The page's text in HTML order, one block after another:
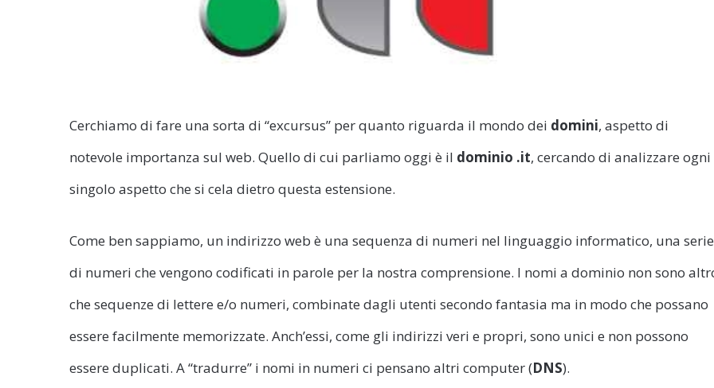
Cerchiamo di fare una sorta di “excursus” per quanto riguarda il mondo dei domini, aspetto di
notevole importanza sul web. Quello di cui parliamo oggi è il dominio .it, cercando di analizzare ogni
singolo aspetto che si cela dietro questa estensione.
Come ben sappiamo, un indirizzo web è una sequenza di numeri nel linguaggio informatico, una serie
di numeri che vengono codificati in parole per la nostra comprensione. I nomi a dominio non sono
che sequenze di lettere e/o numeri, combinate dagli utenti secondo fantasia ma in modo che possano
essere facilmente memorizzate. Anch’essi, come gli indirizzi veri e propri, sono unici e non possono
essere duplicati. A “tradurre” i nomi in numeri ci pensano altri computer (DNS).